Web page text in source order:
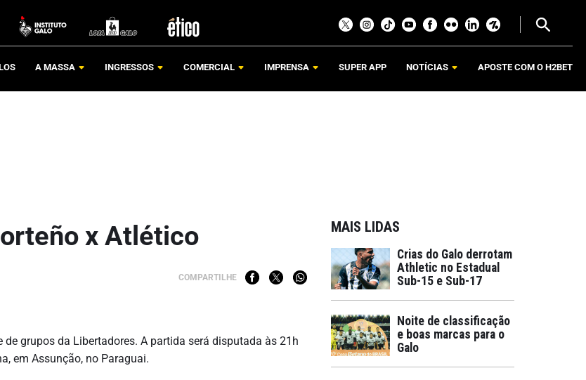
A MASSA INGRESSOS COMERCIAL IMPRENSA SUPER APP NOTÍCIAS APOSTE COM O H2BET
x Atlético
COMPARTILHE
grupos da Libertadores. A partida será disputada às 21h
em Assunção, no Paraguai.
MAIS LIDAS
Crias do Galo derrotam
Athletic no Estadual
Sub-15 e Sub-17
Noite de classificação
e boas marcas para o
Galo